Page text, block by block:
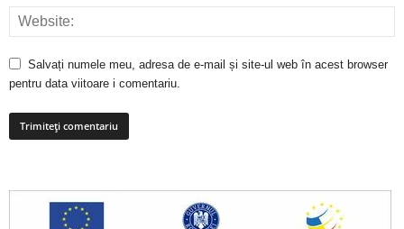
Salvați numele meu, adresa de e-mail și site-ul web în acest browser
pentru data viitoare i comentariu.